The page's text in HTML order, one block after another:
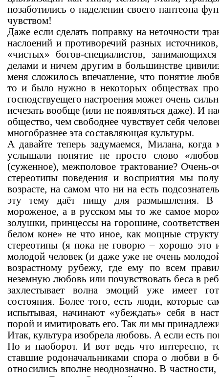
позаботились о наделении своего пантеона
чувством!
Даже если сделать поправку на неточности
наслоений и противоречий разных
«чистых» богов-специалистов,
делами и ничем другим в большинстве
меня сложилось впечатление, что понятие
то и было нужно в некоторых обществах
господствуещего настроения может очень
исчезать вообще (или не появляться даже). И
общество, чем свободнее чувствует себя
многобразнее эта составляющая культуры.
А давайте теперь задумаемся, Милана,
услышали понятие не просто слово
(суженное), межполовое трактование? Очень-
стереотипы поведения и восприятия мы
возрасте, на самом что ни на есть
эту тему даёт пищу для размышления. В
мороженое, а в русском мы то же самое
золушки, принцессы на горошине,
белом коне» не что иное, как мощные
стереотипы (я пока не говорю – хорошо это
молодой человек (и даже уже не очень
возрастному рубежу, где ему по всем
неземную любовь или почувствовать беса в
захлестывает волна эмоций уже имеет
состояния. Более того, есть люди, которые
испытывая, начинают «убеждать» себя в
порой и имитировать его. Так ли мы
Итак, культура изобрела любовь. А если есть
Но и наоборот. И вот ведь что интересно,
ставшие родоначальниками спора о любви в
относились вполне неоднозначно. В